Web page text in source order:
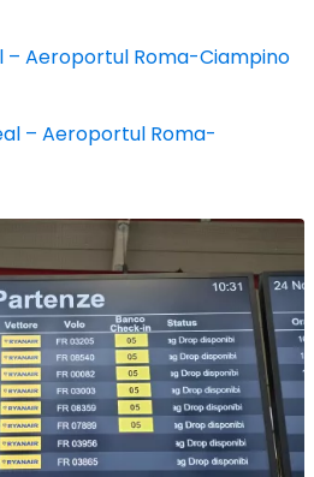
– Aeroportul Roma-Ciampino
– Aeroportul Roma-